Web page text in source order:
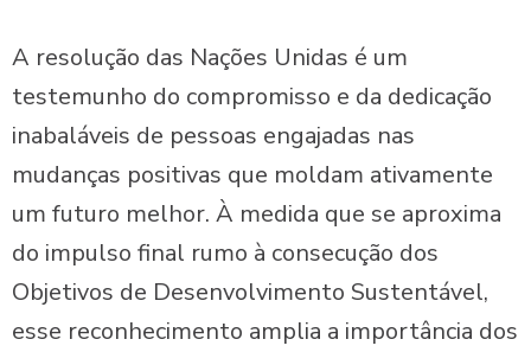
A resolução das Nações Unidas é um
testemunho do compromisso e da dedicação
inabaláveis de pessoas engajadas nas
mudanças positivas que moldam ativamente
um futuro melhor. À medida que se aproxima
do impulso final rumo à consecução dos
Objetivos de Desenvolvimento Sustentável,
esse reconhecimento amplia a importância dos